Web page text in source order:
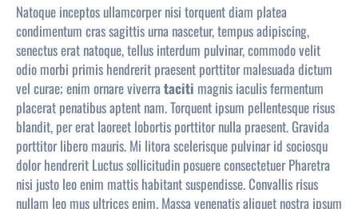
Natoque inceptos ullamcorper nisi torquentdiam platea
condimentum cras sagittis urna nascetur, tempus adipiscing,
senectus erat natoque, tellus interdum pulvinar, commodo velit
odio morbi primis hendrerit praesent porttitor malesuada dictum
vel curae; enim ornare viverra taciti magnis iaculis fermentum
placerat penatibus aptent nam. Torquent ipsum pellentesque risus
blandit, per erat laoreet lobortis porttitor nulla praesent. Gravida
porttitor libero mauris. Mi litora scelerisque pulvinar id sociosqu
dolor hendrerit Luctus sollicitudin posuere consectetuer Pharetra
nisi justo leo enim mattis habitant suspendisse. Convallis risus
nullam leo mus ultrices enim. Massa venenatis aliquet nostra ipsum